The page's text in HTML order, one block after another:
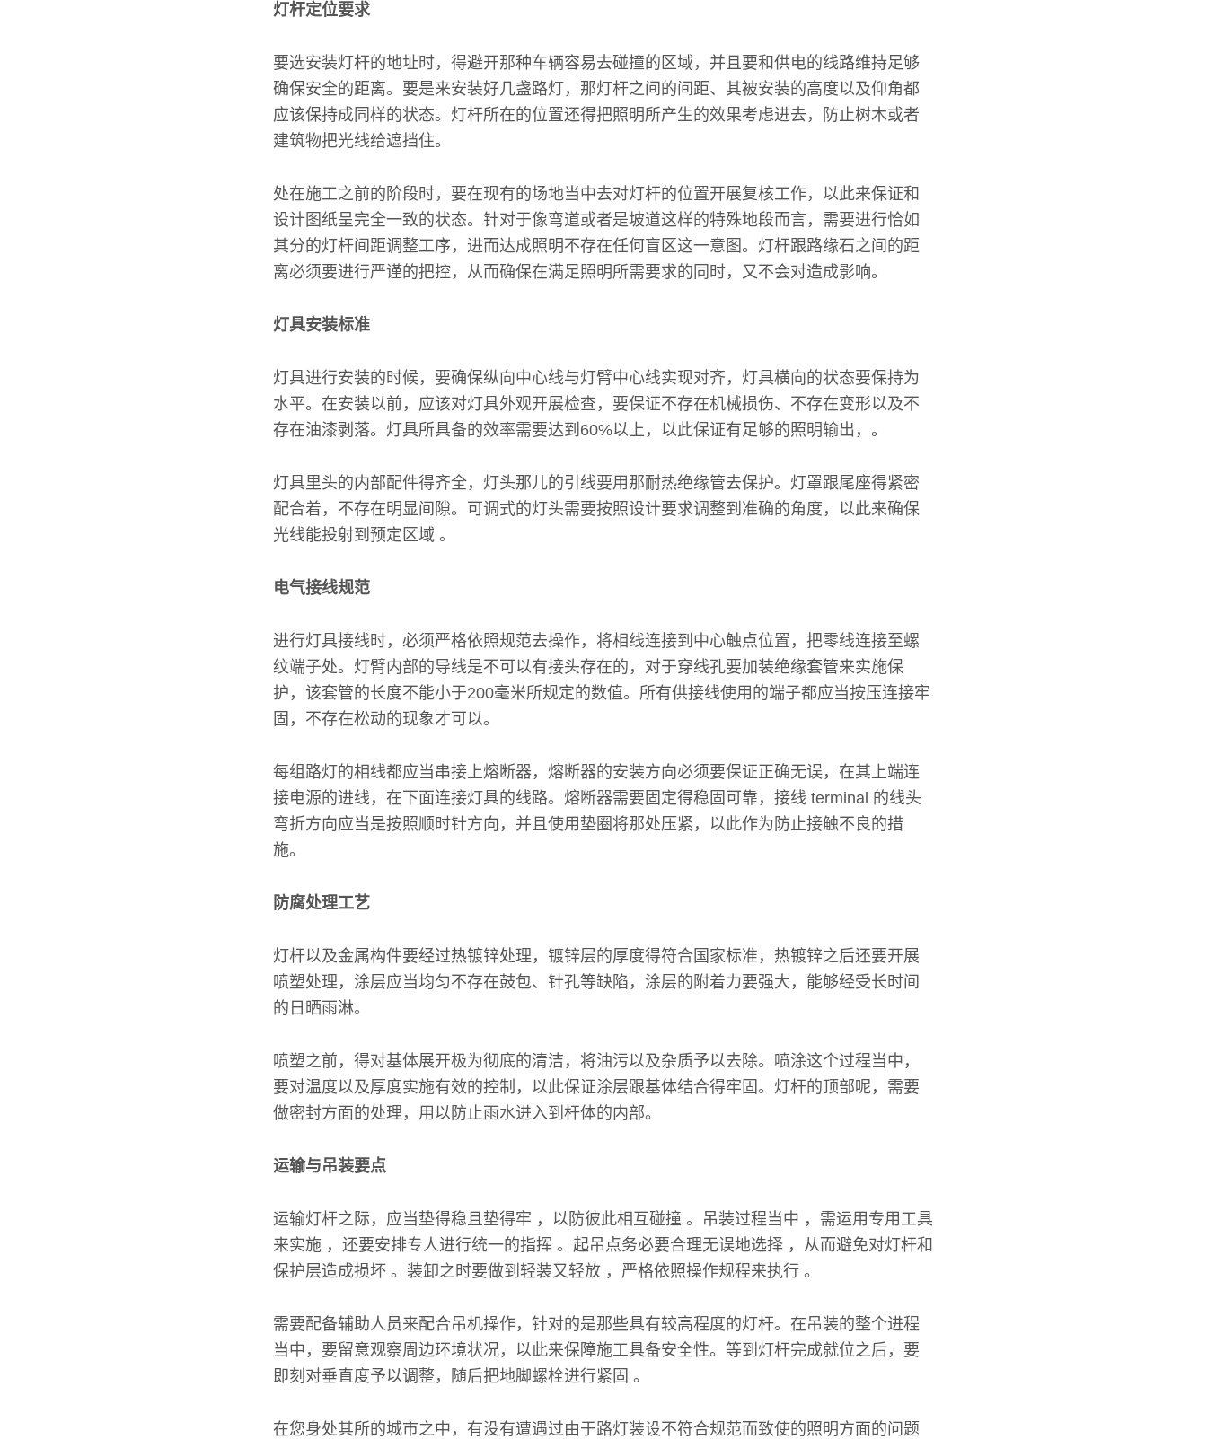
灯杆定位要求
要选安装灯杆的地址时，得避开那种车辆容易去碰撞的区域，并且要和供电的线路维持足够
确保安全的距离。要是来安装好几盏路灯，那灯杆之间的间距、其被安装的高度以及仰角都
应该保持成同样的状态。灯杆所在的位置还得把照明所产生的效果考虑进去，防止树木或者
建筑物把光线给遮挡住。
处在施工之前的阶段时，要在现有的场地当中去对灯杆的位置开展复核工作，以此来保证和
设计图纸呈完全一致的状态。针对于像弯道或者是坡道这样的特殊地段而言，需要进行恰如
其分的灯杆间距调整工序，进而达成照明不存在任何盲区这一意图。灯杆跟路缘石之间的距
离必须要进行严谨的把控，从而确保在满足照明所需要求的同时，又不会对造成影响。
灯具安装标准
灯具进行安装的时候，要确保纵向中心线与灯臂中心线实现对齐，灯具横向的状态要保持为
水平。在安装以前，应该对灯具外观开展检查，要保证不存在机械损伤、不存在变形以及不
存在油漆剥落。灯具所具备的效率需要达到60%以上，以此保证有足够的照明输出，。
灯具里头的内部配件得齐全，灯头那儿的引线要用那耐热绝缘管去保护。灯罩跟尾座得紧密
配合着，不存在明显间隙。可调式的灯头需要按照设计要求调整到准确的角度，以此来确保
光线能投射到预定区域 。
电气接线规范
进行灯具接线时，必须严格依照规范去操作，将相线连接到中心触点位置，把零线连接至螺
纹端子处。灯臂内部的导线是不可以有接头存在的，对于穿线孔要加装绝缘套管来实施保
护，该套管的长度不能小于200毫米所规定的数值。所有供接线使用的端子都应当按压连接牢
固，不存在松动的现象才可以。
每组路灯的相线都应当串接上熔断器，熔断器的安装方向必须要保证正确无误，在其上端连
接电源的进线，在下面连接灯具的线路。熔断器需要固定得稳固可靠，接线 terminal 的线头
弯折方向应当是按照顺时针方向，并且使用垫圈将那处压紧，以此作为防止接触不良的措
施。
防腐处理工艺
灯杆以及金属构件要经过热镀锌处理，镀锌层的厚度得符合国家标准，热镀锌之后还要开展
喷塑处理，涂层应当均匀不存在鼓包、针孔等缺陷，涂层的附着力要强大，能够经受长时间
的日晒雨淋。
喷塑之前，得对基体展开极为彻底的清洁，将油污以及杂质予以去除。喷涂这个过程当中，
要对温度以及厚度实施有效的控制，以此保证涂层跟基体结合得牢固。灯杆的顶部呢，需要
做密封方面的处理，用以防止雨水进入到杆体的内部。
运输与吊装要点
运输灯杆之际，应当垫得稳且垫得牢 ，以防彼此相互碰撞 。吊装过程当中 ，需运用专用工具
来实施 ，还要安排专人进行统一的指挥 。起吊点务必要合理无误地选择 ，从而避免对灯杆和
保护层造成损坏 。装卸之时要做到轻装又轻放 ，严格依照操作规程来执行 。
需要配备辅助人员来配合吊机操作，针对的是那些具有较高程度的灯杆。在吊装的整个进程
当中，要留意观察周边环境状况，以此来保障施工具备安全性。等到灯杆完成就位之后，要
即刻对垂直度予以调整，随后把地脚螺栓进行紧固 。
在您身处其所的城市之中，有没有遭遇过由于路灯装设不符合规范而致使的照明方面的问题